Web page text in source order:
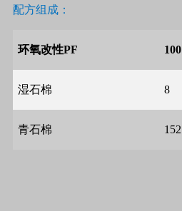
配方组成：
环氧改性PF 100
湿石棉 8
青石棉 152